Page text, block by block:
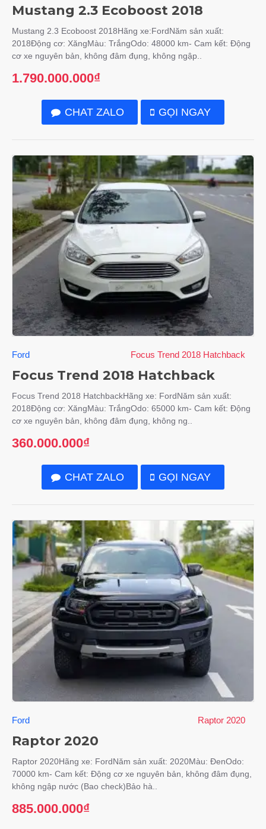
Mustang 2.3 Ecoboost 2018
Mustang 2.3 Ecoboost 2018Hãng xe:FordNăm sản xuất:
2018Động cơ: XăngMàu: TrắngOdo: 48000 km- Cam kết: Động
cơ xe nguyên bản, không đâm đụng, không ngập..
1.790.000.000₫
CHAT ZALO GỌI NGAY
Ford Focus Trend 2018 Hatchback
Focus Trend 2018 Hatchback
Focus Trend 2018 HatchbackHãng xe: FordNăm sản xuất:
2018Động cơ: XăngMàu: TrắngOdo: 65000 km- Cam kết: Động
cơ xe nguyên bản, không đâm đụng, không ng..
360.000.000₫
CHAT ZALO GỌI NGAY
Ford Raptor 2020
Raptor 2020
Raptor 2020Hãng xe: FordNăm sản xuất: 2020Màu: ĐenOdo:
70000 km- Cam kết: Động cơ xe nguyên bản, không đâm đụng,
không ngập nước (Bao check)Bảo hà..
885.000.000₫